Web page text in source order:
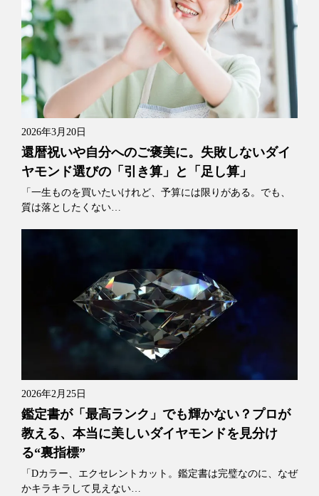
2026年3月20日
還暦祝いや自分へのご褒美に。失敗しないダイ
ヤモンド選びの「引き算」と「足し算」
「一生ものを買いたいけれど、予算には限りがある。でも、
質は落としたくない…
2026年2月25日
鑑定書が「最高ランク」でも輝かない？プロが
教える、本当に美しいダイヤモンドを見分け
る“裏指標”
「Dカラー、エクセレントカット。鑑定書は完璧なのに、なぜ
かキラキラして見えない…